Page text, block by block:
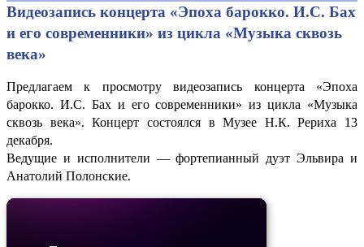
Видеозапись концерта «Эпоха барокко. И.С. Бах
и его современники» из цикла «Музыка сквозь
века»
Предлагаем к просмотру видеозапись концерта «Эпоха
барокко. И.С. Бах и его современники» из цикла «Музыка
сквозь века». Концерт состоялся в Музее Н.К. Рериха 13
декабря.
Ведущие и исполнители — фортепианный дуэт Эльвира и
Анатолий Полонские.